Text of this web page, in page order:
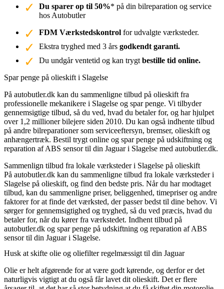
Du sparer op til 50%* på din bilreparation og service
hos Autobutler
FDM Værkstedskontrol for udvalgte værksteder.
Ekstra tryghed med 3 års godkendt garanti.
Du undgår ventetid og kan trygt bestille tid online.
Spar penge på olieskift i Slagelse
På autobutler.dk kan du sammenligne tilbud på olieskift fra
professionelle mekanikere i Slagelse og spar penge. Vi tilbyder
gennemsigtige tilbud, så du ved, hvad du betaler for, og har hjulpet
over 1,2 millioner bilejere siden 2010. Du kan også indhente tilbud
på andre bilreparationer som serviceeftersyn, bremser, olieskift og
anhængertræk. Bestil trygt online og spar penge på udskiftning og
reparation af ABS sensor til din Jaguar i Slagelse med autobutler.dk.
Sammenlign tilbud fra lokale værksteder i Slagelse på olieskift
På autobutler.dk kan du sammenligne tilbud fra lokale værksteder i
Slagelse på olieskift, og find den bedste pris. Når du har modtaget
tilbud, kan du sammenligne priser, beliggenhed, timepriser og andre
faktorer for at finde det værksted, der passer bedst til dine behov. Vi
sørger for gennemsigtighed og tryghed, så du ved præcis, hvad du
betaler for, når du kører fra værkstedet. Indhent tilbud på
autobutler.dk og spar penge på udskiftning og reparation af ABS
sensor til din Jaguar i Slagelse.
Husk at skifte olie og oliefilter regelmæssigt til din Jaguar
Olie er helt afgørende for at være godt kørende, og derfor er det
naturligvis vigtigt at du også får lavet dit olieskift. Det er flere